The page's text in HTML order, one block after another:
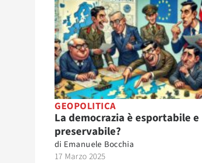
GEOPOLITICA
La democrazia è esportabile e
preservabile?
di Emanuele Bocchia
17 Marzo 2025